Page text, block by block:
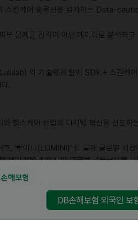
스킨케어 솔루션을 ​설계하는 ​Data-
문제를 감각이 ​아닌 ​데이터로 ​분석하고
의 기술력과 함께 ​SDK + ​스킨케어
.
헬스케어 산업의 디지털 혁신을 선도하
, '루미니(LUMINI)' 를 통해 글로벌 시장
세계 100개 이상의 글로벌 파트너사를
뮤니케이션 (영문 이메일, 화상회의 포함)